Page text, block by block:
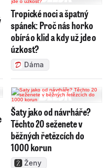
Tropické noci a špatný
spánek: Proč nás horko
obírá o klid a kdy už jde o
úzkost?
Dáma
Šaty jako od návrháře?
Těchto 20 seženete v
běžných řetězcích do
1000 korun
Ženy